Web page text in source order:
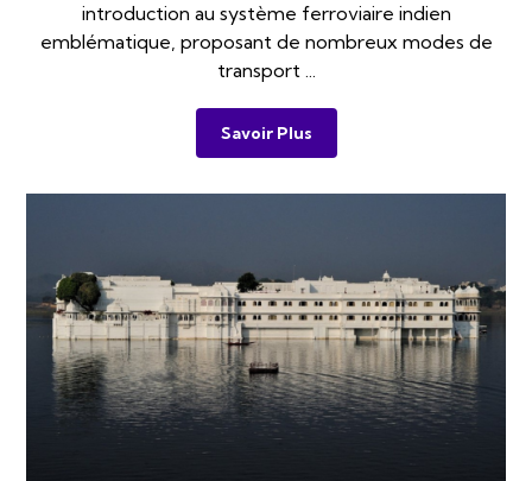
introduction au système ferroviaire indien
emblématique, proposant de nombreux modes de
transport ...
Savoir Plus